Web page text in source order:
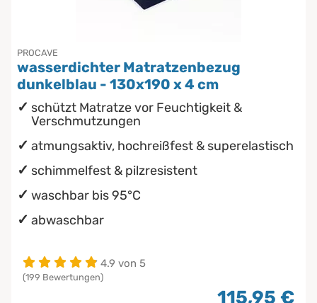
PROCAVE
wasserdichter Matratzenbezug
dunkelblau - 130x190 x 4 cm
schützt Matratze vor Feuchtigkeit &
Verschmutzungen
atmungsaktiv, hochreißfest & superelastisch
schimmelfest & pilzresistent
waschbar bis 95°C
abwaschbar
4.9 von 5
(199 Bewertungen)
115,95 €